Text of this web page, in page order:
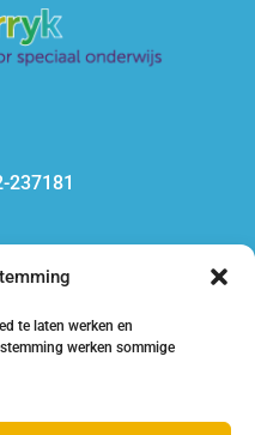
te laten werken en
werken sommige
237181